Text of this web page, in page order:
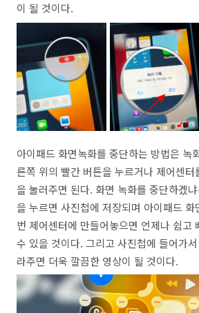
이 될 것이다.
아이패드 화면녹화를 중단하는 방법은 녹
른쪽 위의 빨간 버튼을 누르거나 제어센
을 눌러주면 된다. 화면 녹화를 중단하겠
을 누르면 사진첩에 저장되며 아이패드
번 제어센터에 만들어놓으면 언제나 쉽고
수 있을 것이다. 그리고 사진첩에 들어가
라주면 더욱 깔끔한 영상이 될 것이다.